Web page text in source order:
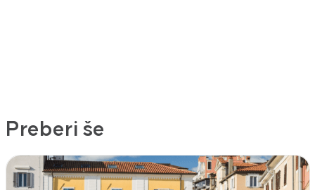
Preberi še